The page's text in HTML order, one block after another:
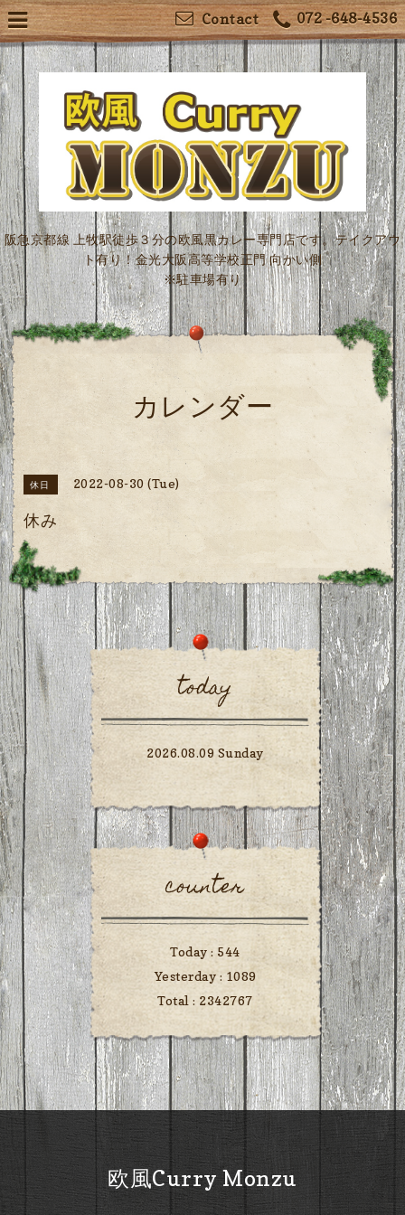
072 -648-4536
Contact
阪急京都線 上牧駅徒歩３分の欧風黒カレー専門店です。テイクアウ
ト有り！金光大阪高等学校正門 向かい側
※駐車場有り
カレンダー
休日 2022-08-30 (Tue)
休み
today
2026.08.09 Sunday
counter
Today : 544
Yesterday : 1089
Total : 2342767
欧風Curry Monzu